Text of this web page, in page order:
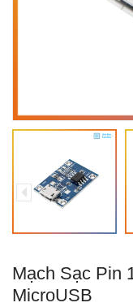
Mạch Sạc Pin
MicroUSB